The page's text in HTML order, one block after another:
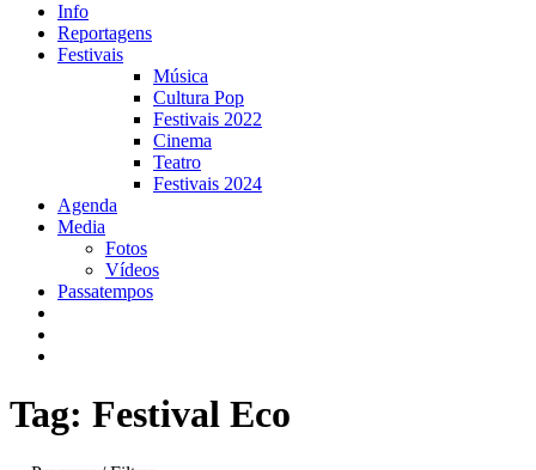
Info
Reportagens
Festivais
Música
Cultura Pop
Festivais 2022
Cinema
Teatro
Festivais 2024
Agenda
Media
Fotos
Vídeos
Passatempos
Tag: Festival Eco